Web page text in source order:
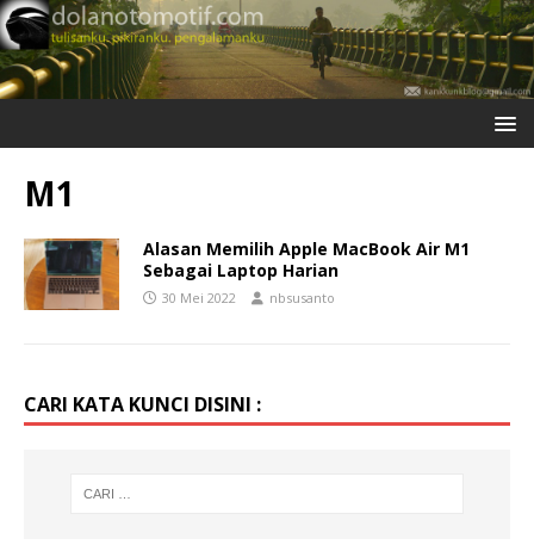
M1
Alasan Memilih Apple MacBook Air M1
Sebagai Laptop Harian
30 Mei 2022 nbsusanto
CARI KATA KUNCI DISINI :